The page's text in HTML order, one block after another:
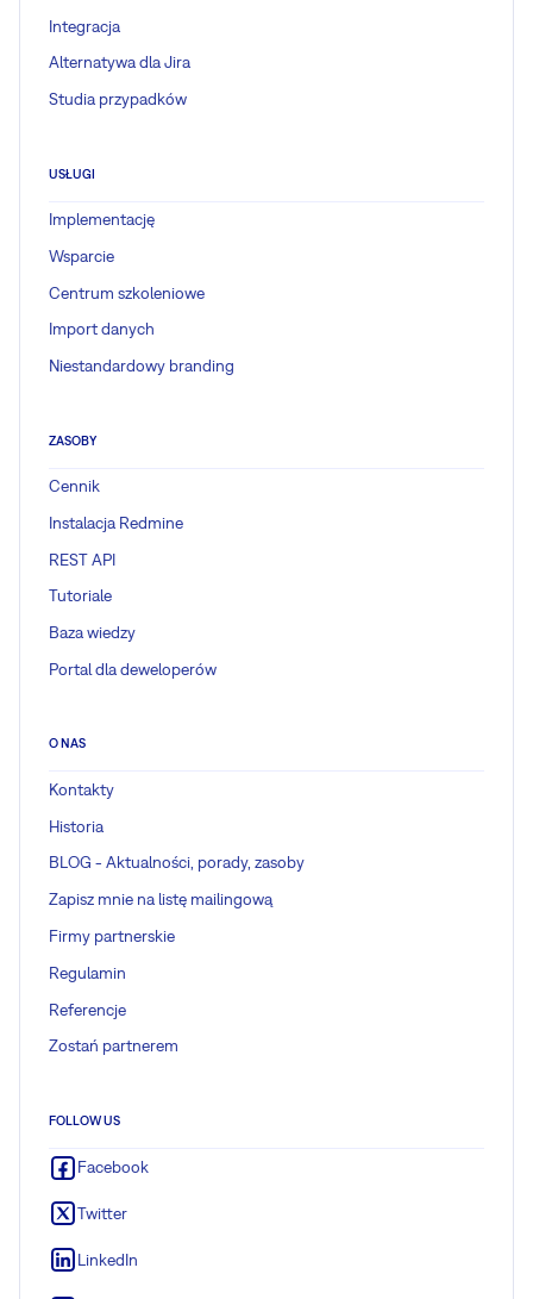
Integracja
Alternatywa dla Jira
Studia przypadków
USŁUGI
Implementację
Wsparcie
Centrum szkoleniowe
Import danych
Niestandardowy branding
ZASOBY
Cennik
Instalacja Redmine
REST API
Tutoriale
Baza wiedzy
Portal dla deweloperów
O NAS
Kontakty
Historia
BLOG - Aktualności, porady, zasoby
Zapisz mnie na listę mailingową
Firmy partnerskie
Regulamin
Referencje
Zostań partnerem
FOLLOW US
Facebook
Twitter
LinkedIn